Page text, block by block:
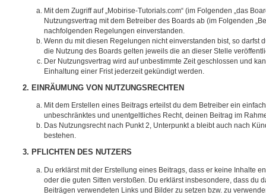
Mit dem Zugriff auf „Mobirise-Tutorials.com“ (im Folgenden „das
Nutzungsvertrag mit dem Betreiber des Boards ab (im Folgenden
nachfolgenden Regelungen einverstanden.
Wenn du mit diesen Regelungen nicht einverstanden bist, so darfst
die Nutzung des Boards gelten jeweils die an dieser Stelle
Der Nutzungsvertrag wird auf unbestimmte Zeit geschlossen und
Einhaltung einer Frist jederzeit gekündigt werden.
2. EINRÄUMUNG VON NUTZUNGSRECHTEN
Mit dem Erstellen eines Beitrags erteilst du dem Betreiber ein
unbeschränktes und unentgeltliches Recht, deinen Beitrag im
Das Nutzungsrecht nach Punkt 2, Unterpunkt a bleibt auch nach
bestehen.
3. PFLICHTEN DES NUTZERS
Du erklärst mit der Erstellung eines Beitrags, dass er keine Inhalte
oder die guten Sitten verstoßen. Du erklärst insbesondere, dass du
Beiträgen verwendeten Links und Bilder zu setzen bzw. zu